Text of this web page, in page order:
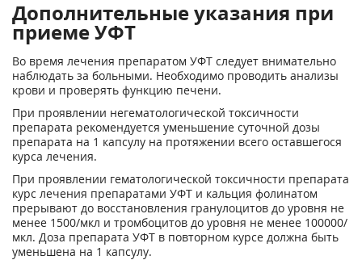
Дополнительные указания при
приеме УФТ
Во время лечения препаратом УФТ следует внимательно
наблюдать за больными. Необходимо проводить анализы
крови и проверять функцию печени.
При проявлении негематологической токсичности
препарата рекомендуется уменьшение суточной дозы
препарата на 1 капсулу на протяжении всего оставшегося
курса лечения.
При проявлении гематологической токсичности препарата
курс лечения препаратами УФТ и кальция фолинатом
прерывают до восстановления гранулоцитов до уровня не
менее 1500/мкл и тромбоцитов до уровня не менее 100000/
мкл. Доза препарата УФТ в повторном курсе должна быть
уменьшена на 1 капсулу.